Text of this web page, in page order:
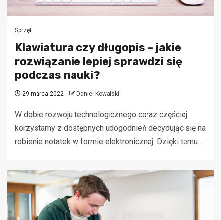
Sprzęt
Klawiatura czy długopis – jakie
rozwiązanie lepiej sprawdzi się
podczas nauki?
29 marca 2022 Daniel Kowalski
W dobie rozwoju technologicznego coraz częściej
korzystamy z dostępnych udogodnień decydując się na
robienie notatek w formie elektronicznej. Dzięki temu...